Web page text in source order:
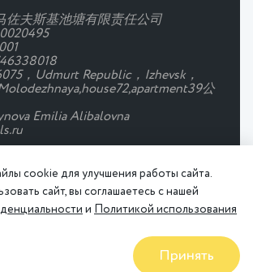
佐夫斯基池塘有限责任公司
，Udmurt Republic，Izhevsk，
公
Emilia Alibalovna
协议 Правила проживания
cookie для улучшения работы сайта.
сайт, вы соглашаетесь с нашей
и Политикой использования
Принять